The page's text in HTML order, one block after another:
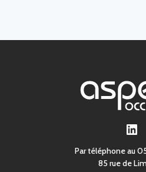
Par téléphone au
85 rue de